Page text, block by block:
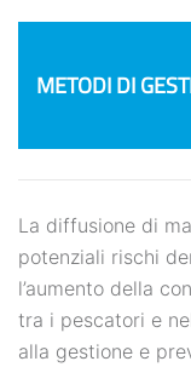
METODI DI
La diffusione di
potenziali rischi
l’aumento della
tra i pescatori e
alla gestione e